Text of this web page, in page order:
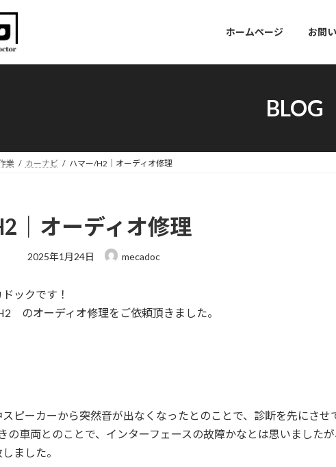
ホームページ お問
BLOG
業 カーナビ ハマー/H2｜オーディオ修理
｜オーディオ修理
最
新
日
2025年1月24日 mecadoc
ックです！
のオーディオ修理をご依頼頂きました。
ピーカーから突然音が出なくなったとのことで、診断を先にさせ
の車両とのことで、インターフェースの故障かなとは思いました
ました。